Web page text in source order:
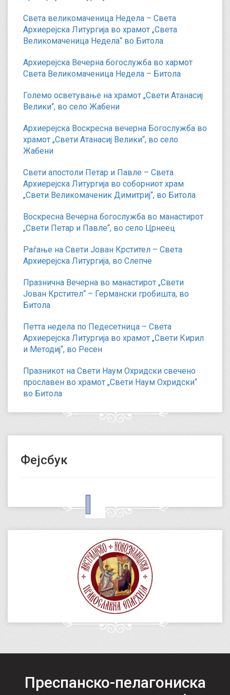
Света великомаченица Недела – Света
Архиерејска Литургија во храмот „Света
Великомаченица Недела“ во Битола
Архиерејска Вечерна богослужба во хармот
Света Великомаченица Недела – Битола
Големо осветување на храмот „Свети Атанасиј
Велики“, во село Жабени
Архиерејска Воскресна вечерна Богослужба во
храмот „Свети Атанасиј Велики“, во село
Жабени
Свети апостоли Петар и Павле – Света
Архиерејска Литургија во соборниот храм
„Свети Великомаченик Димитриј“, во Битола
Воскресна Вечерна богослужба во манастирот
„Свети Петар и Павле“, во село Црнеец
Раѓање на Свети Јован Крстител – Света
Архиерејска Литургија, во Слепче
Празнична Вечерна во манастирот „Свети
Јован Крстител“ – Германски гробишта, во
Битола
Петта недела по Педесетница – Света
Архиерејска Литургија во храмот „Свети Кирил
и Методиј“, во Ресен
Празникот на Свети Наум Охридски свечено
прославен во храмот „Свети Наум Охридски“
во Битола
Фејсбук
Преспанско-пелагониска